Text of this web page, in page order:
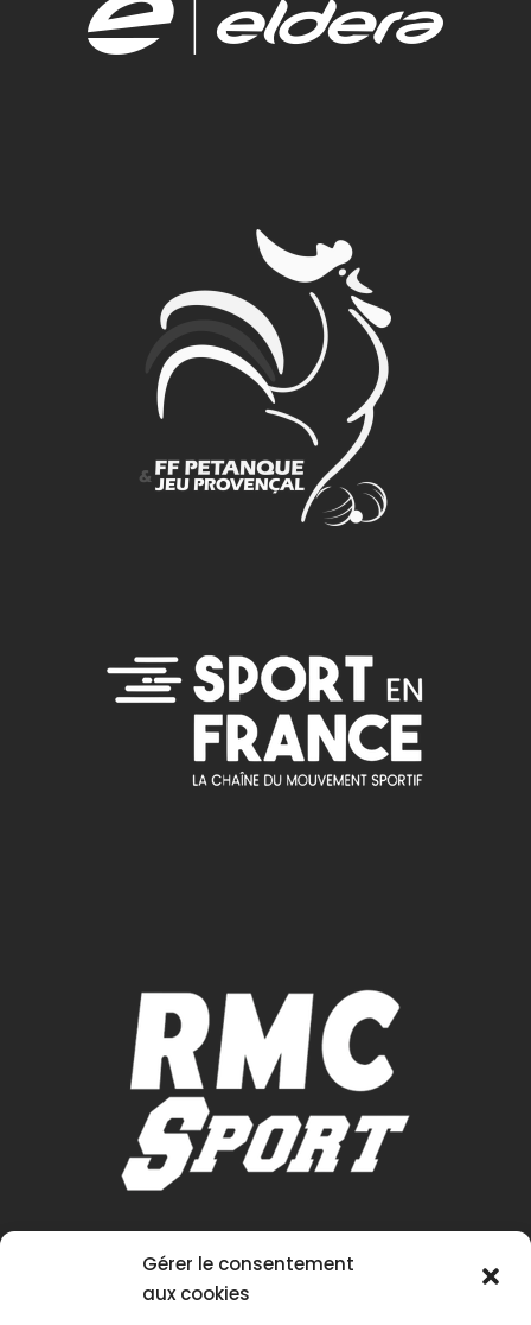
Gérer le consentement
aux cookies